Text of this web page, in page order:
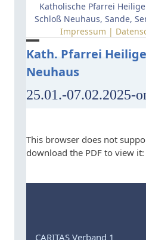
Katholische Pfarrei
Schloß Neuhaus, Sande,
Impressum |
Kath. Pfarrei
Neuhaus
Open
mobile
menu
Close
mobile
menu
25.01.-07.02.2025-
This browser does not
download the PDF to view it:
CARITAS Verband 1